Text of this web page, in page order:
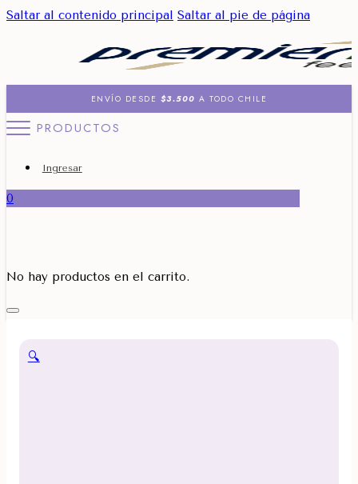
Saltar al contenido principal Saltar al pie de página
ENVÍO DESDE $3.500 A TODO CHILE
PRODUCTOS
Ingresar
0
No hay productos en el carrito.
🔍